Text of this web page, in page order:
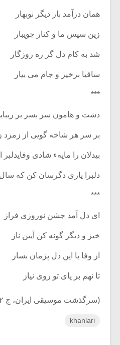
همان درآمد بار دیگر نوبهار
زین سپس ما و کنار جویبار
شد به کام دل گر ره روزگار
ساقیا برخیز و جام می بیار
***
دشت و هامون سر بسر بر
بر سر هر شاخه گویی از زمرد
بیدلان را مایهء شادی
دلبرا یاری دگرسان کن که
***
ای دل آمد جشن نوروزی فراز
خیز و دیگر گونه کن آیین ناز
از وفا با این دل پژمان بساز
تا نهم بر پای تو روی نیاز
(سرگذشت موسیقی ایران، ج ۲، ص ۳۳۸)
khanlari